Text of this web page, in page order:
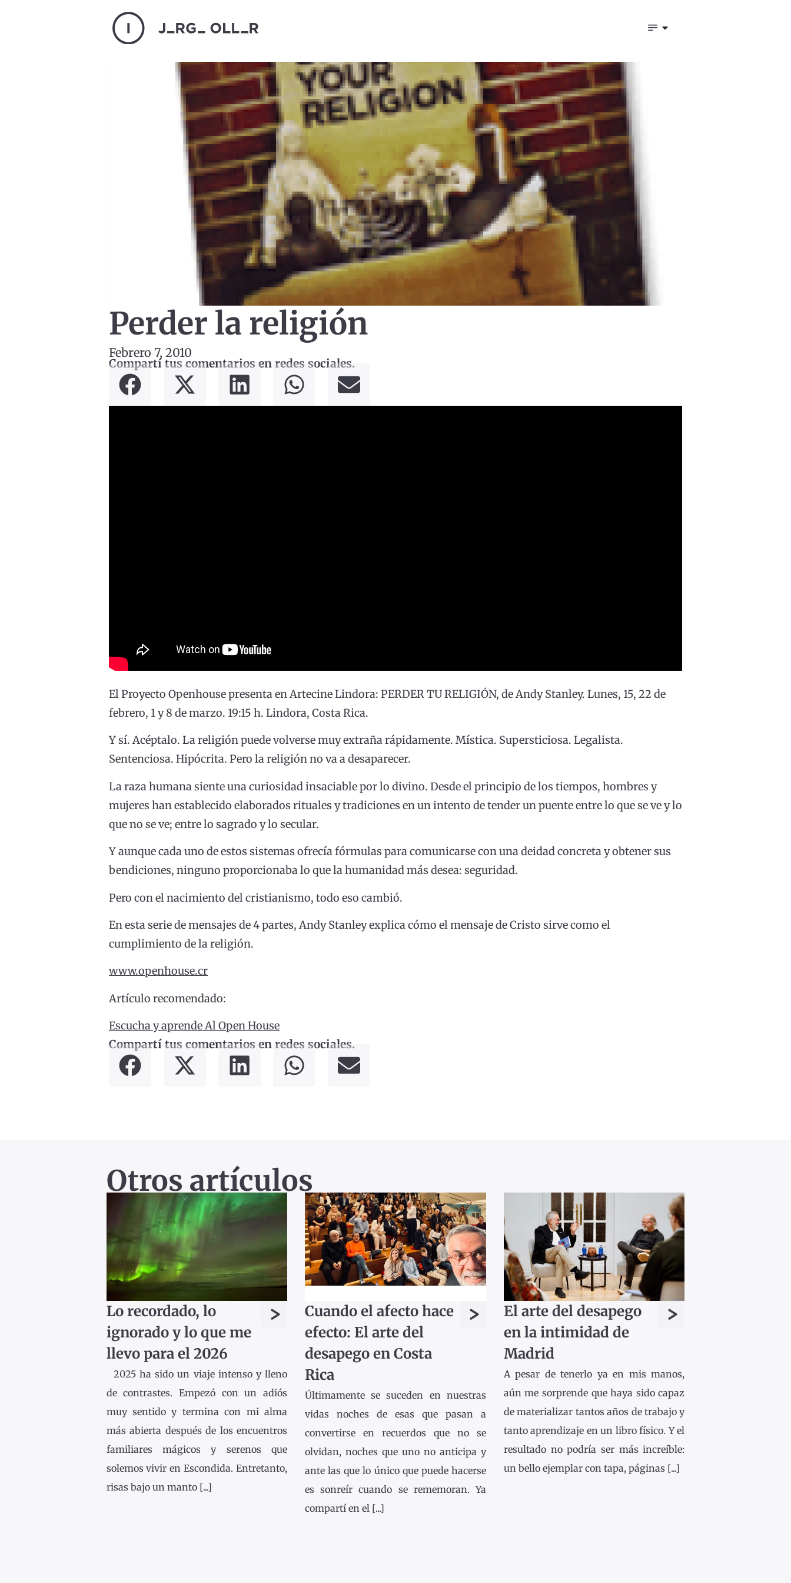
Perder la religión
Febrero 7, 2010
Compartí tus comentarios en redes sociales.
El Proyecto Openhouse presenta en Artecine Lindora: PERDER TU RELIGIÓN, de Andy Stanley. Lunes, 15, 22 de
febrero, 1 y 8 de marzo. 19:15 h. Lindora, Costa Rica.
Y sí. Acéptalo. La religión puede volverse muy extraña rápidamente. Mística. Supersticiosa. Legalista.
Sentenciosa. Hipócrita. Pero la religión no va a desaparecer.
La raza humana siente una curiosidad insaciable por lo divino. Desde el principio de los tiempos, hombres y
mujeres han establecido elaborados rituales y tradiciones en un intento de tender un puente entre lo que se ve y lo
que no se ve; entre lo sagrado y lo secular.
Y aunque cada uno de estos sistemas ofrecía fórmulas para comunicarse con una deidad concreta y obtener sus
bendiciones, ninguno proporcionaba lo que la humanidad más desea: seguridad.
Pero con el nacimiento del cristianismo, todo eso cambió.
En esta serie de mensajes de 4 partes, Andy Stanley explica cómo el mensaje de Cristo sirve como el
cumplimiento de la religión.
www.openhouse.cr
Artículo recomendado:
Escucha y aprende Al Open House
Compartí tus comentarios en redes sociales.
Otros artículos
Lo recordado, lo
ignorado y lo que me
llevo para el 2026
>
2025 ha sido un viaje intenso y lleno
de contrastes. Empezó con un adiós
muy sentido y termina con mi alma
más abierta después de los encuentros
familiares mágicos y serenos que
solemos vivir en Escondida. Entretanto,
risas bajo un manto [...]
Cuando el afecto hace
efecto: El arte del
desapego en Costa
Rica
>
Últimamente se suceden en nuestras
vidas noches de esas que pasan a
convertirse en recuerdos que no se
olvidan, noches que uno no anticipa y
ante las que lo único que puede hacerse
es sonreír cuando se rememoran. Ya
compartí en el [...]
El arte del desapego
en la intimidad de
Madrid
>
A pesar de tenerlo ya en mis manos,
aún me sorprende que haya sido capaz
de materializar tantos años de trabajo y
tanto aprendizaje en un libro físico. Y el
resultado no podría ser más increíble:
un bello ejemplar con tapa, páginas [...]